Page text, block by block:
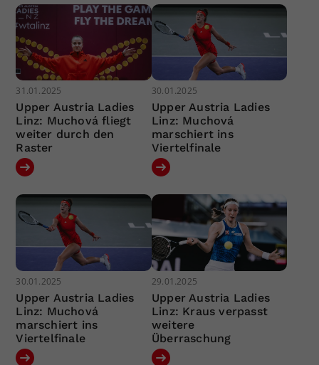
31.01.2025
Upper Austria Ladies
Linz: Muchová fliegt
weiter durch den
Raster
30.01.2025
Upper Austria Ladies
Linz: Muchová
marschiert ins
Viertelfinale
30.01.2025
Upper Austria Ladies
Linz: Muchová
marschiert ins
Viertelfinale
29.01.2025
Upper Austria Ladies
Linz: Kraus verpasst
weitere
Überraschung